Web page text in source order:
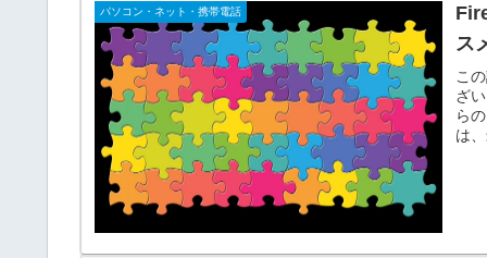
パソコン・ネット・携帯電話
ス
こ
ざ
ら
は